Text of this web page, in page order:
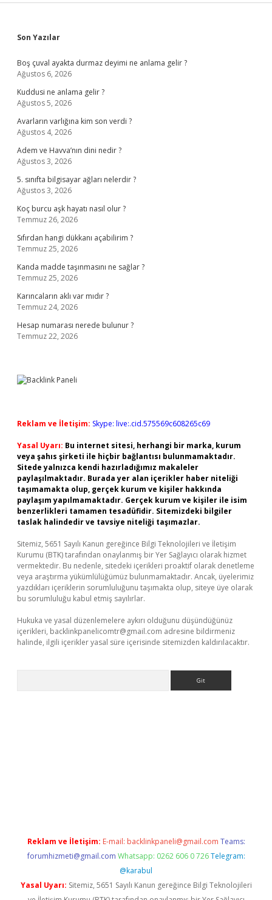
Sidebar
Son Yazılar
Boş çuval ayakta durmaz deyimi ne anlama gelir ?
Ağustos 6, 2026
Kuddusi ne anlama gelir ?
Ağustos 5, 2026
Avarların varlığına kim son verdi ?
Ağustos 4, 2026
Adem ve Havva’nın dini nedir ?
Ağustos 3, 2026
5. sınıfta bilgisayar ağları nelerdir ?
Ağustos 3, 2026
Koç burcu aşk hayatı nasıl olur ?
Temmuz 26, 2026
Sıfırdan hangi dükkanı açabilirim ?
Temmuz 25, 2026
Kanda madde taşınmasını ne sağlar ?
Temmuz 25, 2026
Karıncaların aklı var mıdır ?
Temmuz 24, 2026
Hesap numarası nerede bulunur ?
Temmuz 22, 2026
Reklam ve İletişim: Skype: live:.cid.575569c608265c69
Yasal Uyarı: Bu internet sitesi, herhangi bir marka, kurum
veya şahıs şirketi ile hiçbir bağlantısı bulunmamaktadır.
Sitede yalnızca kendi hazırladığımız makaleler
paylaşılmaktadır. Burada yer alan içerikler haber niteliği
taşımamakta olup, gerçek kurum ve kişiler hakkında
paylaşım yapılmamaktadır. Gerçek kurum ve kişiler ile isim
benzerlikleri tamamen tesadüfidir. Sitemizdeki bilgiler
taslak halindedir ve tavsiye niteliği taşımazlar.
Sitemiz, 5651 Sayılı Kanun gereğince Bilgi Teknolojileri ve İletişim
Kurumu (BTK) tarafından onaylanmış bir Yer Sağlayıcı olarak hizmet
vermektedir. Bu nedenle, sitedeki içerikleri proaktif olarak denetleme
veya araştırma yükümlülüğümüz bulunmamaktadır. Ancak, üyelerimiz
yazdıkları içeriklerin sorumluluğunu taşımakta olup, siteye üye olarak
bu sorumluluğu kabul etmiş sayılırlar.
Hukuka ve yasal düzenlemelere aykırı olduğunu düşündüğünüz
içerikleri, backlinkpanelicomtr@gmail.com adresine bildirmeniz
halinde, ilgili içerikler yasal süre içerisinde sitemizden kaldırılacaktır.
Reklam ve İletişim: E-mail: backlinkpaneli@gmail.com Teams:
forumhizmeti@gmail.com Whatsapp: 0262 606 0 726 Telegram:
@karabul
Yasal Uyarı: Sitemiz, 5651 Sayılı Kanun gereğince Bilgi Teknolojileri